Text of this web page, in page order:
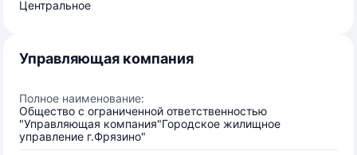
Центральное
Управляющая компания
Полное наименование:
Общество с ограниченной ответственностью
"Управляющая компания"Городское жилищное
управление г.Фрязино"